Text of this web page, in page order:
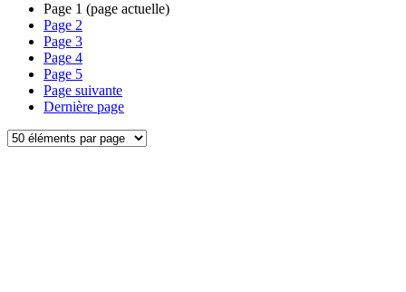
Page 1 (page actuelle)
Page 2
Page 3
Page 4
Page 5
Page suivante
Dernière page